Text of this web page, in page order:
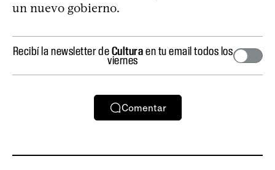
un nuevo gobierno.
Recibí la newsletter deCulturaen tu email todos los
viernes
Comentar